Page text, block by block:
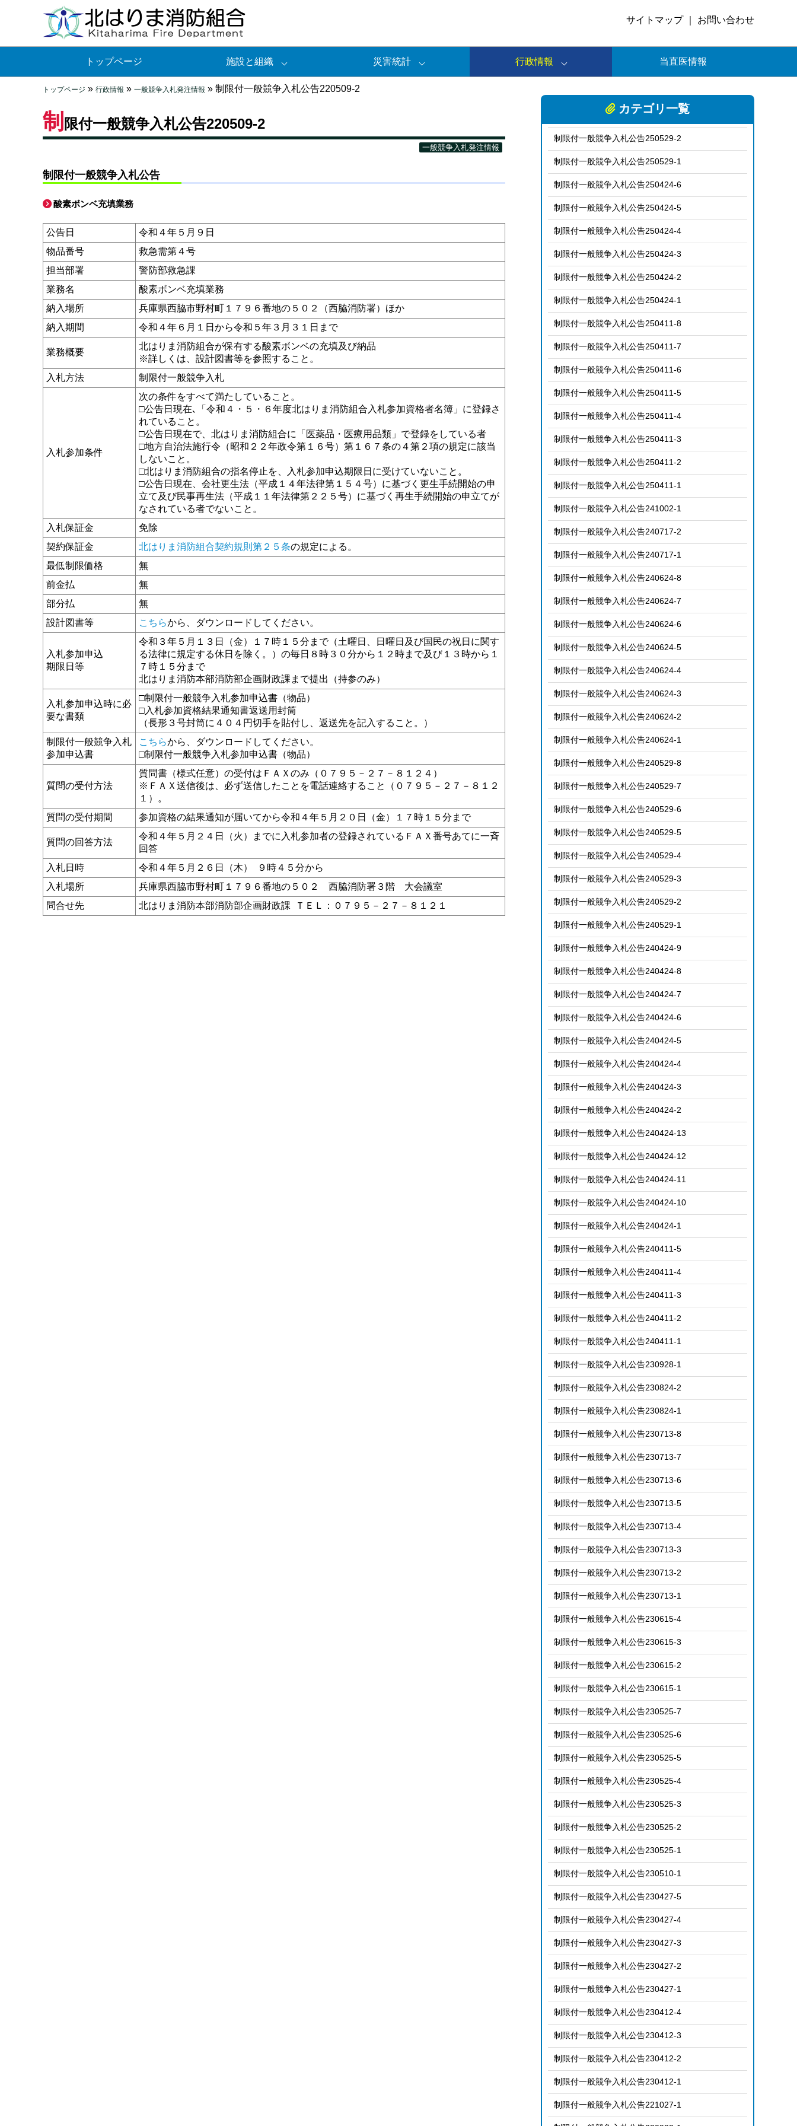
サイトマップ｜ お問い合わせ
トップページ 施設と組織 災害統計 行政情報 当直医情報
トップページ » 行政情報 » 一般競争入札発注情報 » 制限付一般競争入札公告220509-2
制 限付一般競争入札公告220509-2
一般競争入札発注情報
制限付一般競争入札公告
酸素ボンベ充填業務
公告日
令和４年５月９日
物品番号
救急需第４号
担当部署
警防部救急課
業務名
酸素ボンベ充填業務
納入場所
兵庫県西脇市野村町１７９６番地の５０２（西脇消防署）ほか
納入期間
令和４年６月１日から令和５年３月３１日まで
業務概要
北はりま消防組合が保有する酸素ボンベの充填及び納品
※詳しくは、設計図書等を参照すること。
入札方法
制限付一般競争入札
入札参加条件
次の条件をすべて満たしていること。
□公告日現在､「令和４・５・６年度北はりま消防組合入札参加資格者名簿」に登録さ
れていること。
□公告日現在で、北はりま消防組合に「医薬品・医療用品類」で登録をしている者
□地方自治法施行令（昭和２２年政令第１６号）第１６７条の４第２項の規定に該当
しないこと。
□北はりま消防組合の指名停止を、入札参加申込期限日に受けていないこと。
□公告日現在、会社更生法（平成１４年法律第１５４号）に基づく更生手続開始の申
立て及び民事再生法（平成１１年法律第２２５号）に基づく再生手続開始の申立てが
なされている者でないこと。
入札保証金
免除
契約保証金
北はりま消防組合契約規則第２５条の規定による。
最低制限価格
無
前金払
無
部分払
無
設計図書等
こちらから、ダウンロードしてください。
入札参加申込
期限日等
令和３年５月１３日（金）１７時１５分まで（土曜日、日曜日及び国民の祝日に関す
る法律に規定する休日を除く。）の毎日８時３０分から１２時まで及び１３時から１
７時１５分まで
北はりま消防本部消防部企画財政課まで提出（持参のみ）
入札参加申込時に必
要な書類
□制限付一般競争入札参加申込書（物品）
□入札参加資格結果通知書返送用封筒
（長形３号封筒に４０４円切手を貼付し、返送先を記入すること。）
制限付一般競争入札
参加申込書
こちらから、ダウンロードしてください。
□制限付一般競争入札参加申込書（物品）
質問の受付方法
質問書（様式任意）の受付はＦＡＸのみ（０７９５－２７－８１２４）
※ＦＡＸ送信後は、必ず送信したことを電話連絡すること（０７９５－２７－８１２
１）。
質問の受付期間
参加資格の結果通知が届いてから令和４年５月２０日（金）１７時１５分まで
質問の回答方法
令和４年５月２４日（火）までに入札参加者の登録されているＦＡＸ番号あてに一斉
回答
入札日時
令和４年５月２６日（木） ９時４５分から
入札場所
兵庫県西脇市野村町１７９６番地の５０２ 西脇消防署３階 大会議室
問合せ先
北はりま消防本部消防部企画財政課 ＴＥＬ：０７９５－２７－８１２１
カテゴリ一覧
制限付一般競争入札公告250529-2
制限付一般競争入札公告250529-1
制限付一般競争入札公告250424-6
制限付一般競争入札公告250424-5
制限付一般競争入札公告250424-4
制限付一般競争入札公告250424-3
制限付一般競争入札公告250424-2
制限付一般競争入札公告250424-1
制限付一般競争入札公告250411-8
制限付一般競争入札公告250411-7
制限付一般競争入札公告250411-6
制限付一般競争入札公告250411-5
制限付一般競争入札公告250411-4
制限付一般競争入札公告250411-3
制限付一般競争入札公告250411-2
制限付一般競争入札公告250411-1
制限付一般競争入札公告241002-1
制限付一般競争入札公告240717-2
制限付一般競争入札公告240717-1
制限付一般競争入札公告240624-8
制限付一般競争入札公告240624-7
制限付一般競争入札公告240624-6
制限付一般競争入札公告240624-5
制限付一般競争入札公告240624-4
制限付一般競争入札公告240624-3
制限付一般競争入札公告240624-2
制限付一般競争入札公告240624-1
制限付一般競争入札公告240529-8
制限付一般競争入札公告240529-7
制限付一般競争入札公告240529-6
制限付一般競争入札公告240529-5
制限付一般競争入札公告240529-4
制限付一般競争入札公告240529-3
制限付一般競争入札公告240529-2
制限付一般競争入札公告240529-1
制限付一般競争入札公告240424-9
制限付一般競争入札公告240424-8
制限付一般競争入札公告240424-7
制限付一般競争入札公告240424-6
制限付一般競争入札公告240424-5
制限付一般競争入札公告240424-4
制限付一般競争入札公告240424-3
制限付一般競争入札公告240424-2
制限付一般競争入札公告240424-13
制限付一般競争入札公告240424-12
制限付一般競争入札公告240424-11
制限付一般競争入札公告240424-10
制限付一般競争入札公告240424-1
制限付一般競争入札公告240411-5
制限付一般競争入札公告240411-4
制限付一般競争入札公告240411-3
制限付一般競争入札公告240411-2
制限付一般競争入札公告240411-1
制限付一般競争入札公告230928-1
制限付一般競争入札公告230824-2
制限付一般競争入札公告230824-1
制限付一般競争入札公告230713-8
制限付一般競争入札公告230713-7
制限付一般競争入札公告230713-6
制限付一般競争入札公告230713-5
制限付一般競争入札公告230713-4
制限付一般競争入札公告230713-3
制限付一般競争入札公告230713-2
制限付一般競争入札公告230713-1
制限付一般競争入札公告230615-4
制限付一般競争入札公告230615-3
制限付一般競争入札公告230615-2
制限付一般競争入札公告230615-1
制限付一般競争入札公告230525-7
制限付一般競争入札公告230525-6
制限付一般競争入札公告230525-5
制限付一般競争入札公告230525-4
制限付一般競争入札公告230525-3
制限付一般競争入札公告230525-2
制限付一般競争入札公告230525-1
制限付一般競争入札公告230510-1
制限付一般競争入札公告230427-5
制限付一般競争入札公告230427-4
制限付一般競争入札公告230427-3
制限付一般競争入札公告230427-2
制限付一般競争入札公告230427-1
制限付一般競争入札公告230412-4
制限付一般競争入札公告230412-3
制限付一般競争入札公告230412-2
制限付一般競争入札公告230412-1
制限付一般競争入札公告221027-1